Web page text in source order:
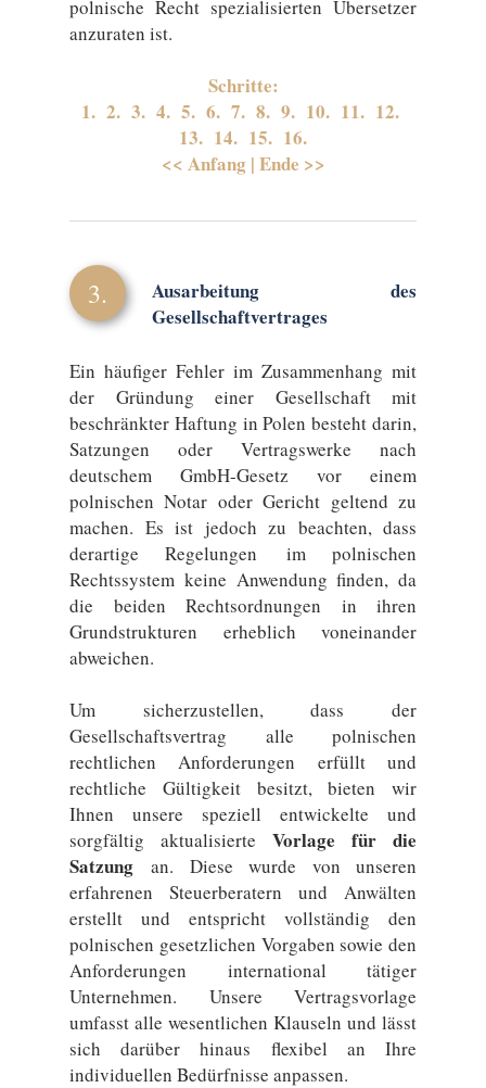
polnische Recht spezialisierten Übersetzer
anzuraten ist.
Schritte:
1. 2. 3. 4. 5. 6. 7. 8. 9. 10. 11. 12.
13. 14. 15. 16.
<< Anfang | Ende >>
3.
Ausarbeitung des
Gesellschaftvertrages
Ein häufiger Fehler im Zusammenhang mit
der Gründung einer Gesellschaft mit
beschränkter Haftung in Polen besteht darin,
Satzungen oder Vertragswerke nach
deutschem GmbH-Gesetz vor einem
polnischen Notar oder Gericht geltend zu
machen. Es ist jedoch zu beachten, dass
derartige Regelungen im polnischen
Rechtssystem keine Anwendung finden, da
die beiden Rechtsordnungen in ihren
Grundstrukturen erheblich voneinander
abweichen.
Um sicherzustellen, dass der
Gesellschaftsvertrag alle polnischen
rechtlichen Anforderungen erfüllt und
rechtliche Gültigkeit besitzt, bieten wir
Ihnen unsere speziell entwickelte und
sorgfältig aktualisierte Vorlage für die
Satzung an. Diese wurde von unseren
erfahrenen Steuerberatern und Anwälten
erstellt und entspricht vollständig den
polnischen gesetzlichen Vorgaben sowie den
Anforderungen international tätiger
Unternehmen. Unsere Vertragsvorlage
umfasst alle wesentlichen Klauseln und lässt
sich darüber hinaus flexibel an Ihre
individuellen Bedürfnisse anpassen.